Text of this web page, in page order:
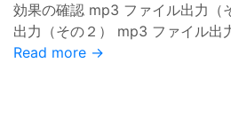
効果の確認 mp3 ファイル出力（
出力（その２） mp3 ファイル出
Read more →